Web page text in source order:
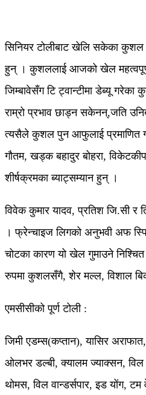
सिनियर टोलीबाट खेलि सकेका कुशल
हुन् । कुशललाई आजको खेल
जिम्बावेसँग टि ट्वान्टीमा डेब्यू
राम्रो प्रभाव छाड्न सकेनन्,जति
त्यसैले कुशल पुन आफुलाई प्रमाणित
गौतम, खड्क बहादुर बोहरा,
शीर्षक्रमका ब्याट्सम्यान हुन् ।
विवेक कुमार यादव, प्रतिश जि.सी र
। फ्रेन्चाइज लिगको अनुभवी अफ
चोटका कारण यो खेल गुमाउने
रुपमा कुशलसँगै, शेर मल्ल, विशाल
एमसीसीको पूर्ण टोली :
जिमी एडम्स(कप्तान), यासिर
ओलभर डल्बी, क्यालम ज्याक्सन,
थोमस, विल वान्डर्सपार, इड योंग,